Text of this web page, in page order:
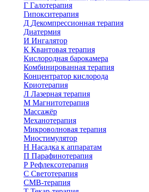
Г Галотерапия
Гипокситерапия
Д Декомпрессионная терапия
Диатермия
И Ингалятор
К Квантовая терапия
Кислородная барокамера
Комбинированная терапия
Концентратор кислорода
Криотерапия
Л Лазерная терапия
М Магнитотерапия
Массажёр
Механотерапия
Микроволновая терапия
Миостимулятор
Н Насадка к аппаратам
П Парафинотерапия
Р Рефлексотерапия
С Светотерапия
СМВ-терапия